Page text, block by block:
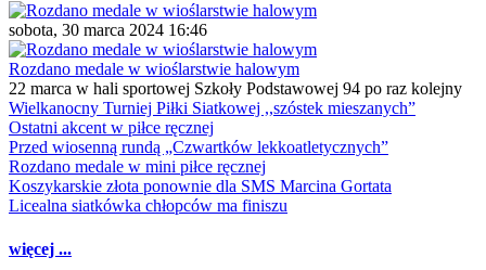
sobota, 30 marca 2024 16:46
Rozdano medale w wioślarstwie halowym
22 marca w hali sportowej Szkoły Podstawowej 94 po raz kolejny
Wielkanocny Turniej Piłki Siatkowej ,,szóstek mieszanych”
Ostatni akcent w piłce ręcznej
Przed wiosenną rundą „Czwartków lekkoatletycznych”
Rozdano medale w mini piłce ręcznej
Koszykarskie złota ponownie dla SMS Marcina Gortata
Licealna siatkówka chłopców ma finiszu
więcej ...